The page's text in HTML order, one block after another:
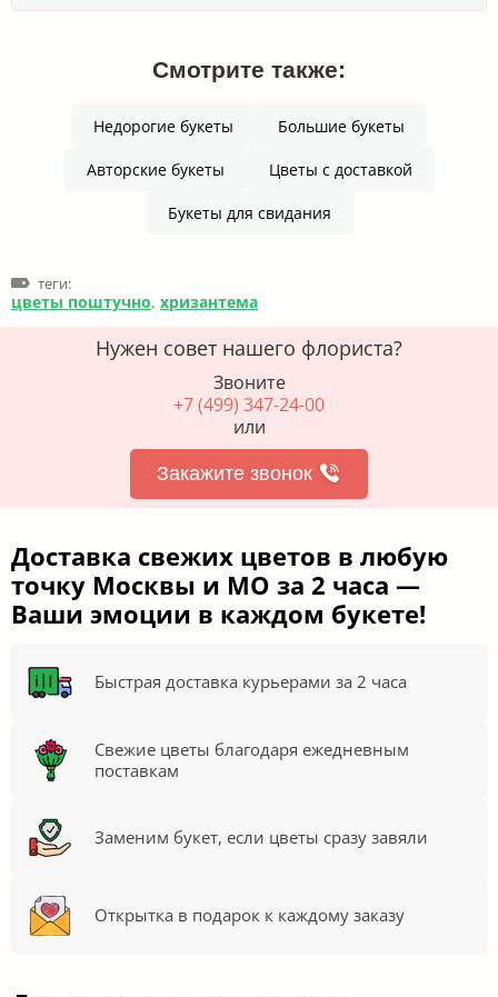
Смотрите также:
Недорогие букеты Большие букеты
Авторские букеты Цветы с доставкой
Букеты для свидания
теги:
цветы поштучно, хризантема
Нужен совет нашего флориста?
Звоните
+7 (499) 347-24-00
или
Закажите звонок
Доставка свежих цветов в любую
точку Москвы и МО за 2 часа —
Ваши эмоции в каждом букете!
Быстрая доставка курьерами за 2 часа
Свежие цветы благодаря ежедневным
поставкам
Заменим букет, если цветы сразу завяли
Открытка в подарок к каждому заказу